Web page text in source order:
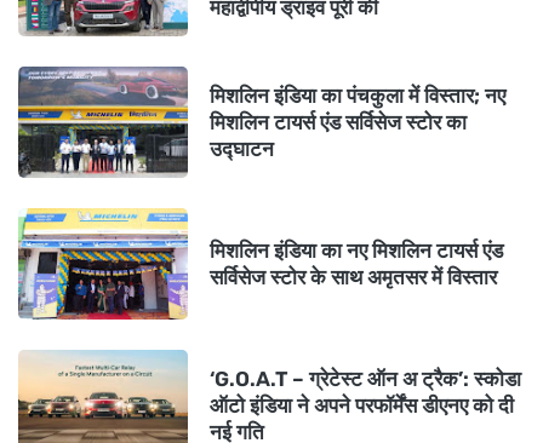
महाद्वीपीय ड्राइव पूरी की
मिशलिन इंडिया का पंचकुला में विस्तार; नए
मिशलिन टायर्स एंड सर्विसेज स्टोर का
उद्घाटन
मिशलिन इंडिया का नए मिशलिन टायर्स एंड
सर्विसेज स्टोर के साथ अमृतसर में विस्तार
‘G.O.A.T – ग्रेटेस्ट ऑन अ ट्रैक’: स्कोडा
ऑटो इंडिया ने अपने परफॉर्मेंस डीएनए को दी
नई गति